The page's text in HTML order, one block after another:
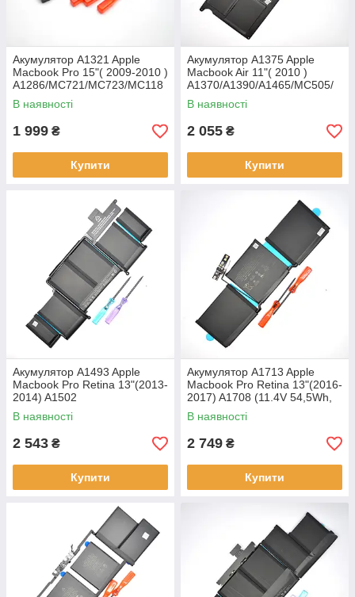
Акумулятор A1321 Apple
Macbook Pro 15"( 2009-2010 )
A1286/MC721/MC723/MC118
(10.95V,73Wh, 6600mAh)
Original/Оригінал
В наявності
1 999 ₴
Купити
Акумулятор A1375 Apple
Macbook Air 11"( 2010 )
A1370/A1390/A1465/MC505/
MC506 (7.3V,35Wh,
5200mAh) Original/Оригінал
В наявності
2 055 ₴
Купити
Акумулятор A1493 Apple
Macbook Pro Retina 13"(2013-
2014) A1502
(11.34V,71.8Wh,6330mAh)AP
N:663-9635 Original/Оригінал
В наявності
2 543 ₴
Купити
Акумулятор A1713 Apple
Macbook Pro Retina 13"(2016-
2017) A1708 (11.4V 54,5Wh,
4781mAh)APN:613-1291
Original/Оригінал
В наявності
2 749 ₴
Купити